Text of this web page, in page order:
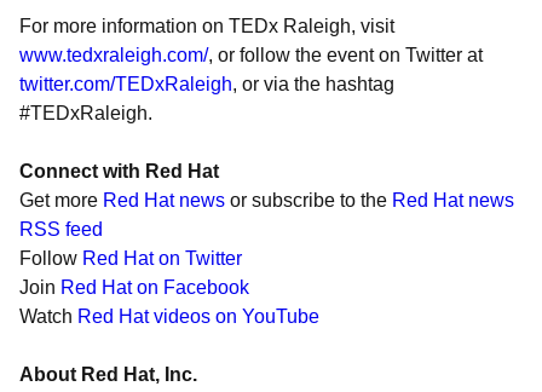
For more information on TEDx Raleigh, visit
www.tedxraleigh.com/, or follow the event on Twitter at
twitter.com/TEDxRaleigh, or via the hashtag
#TEDxRaleigh.
Connect with Red Hat
Get more Red Hat news or subscribe to the Red Hat news
RSS feed
Follow Red Hat on Twitter
Join Red Hat on Facebook
Watch Red Hat videos on YouTube
About Red Hat, Inc.